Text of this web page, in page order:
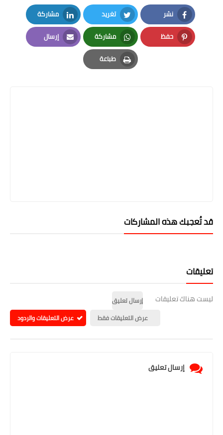
نشر
Facebook
تغريد
Twitter
مشاركة
LinkedIn
حفظ
Pinterest
مشاركة
Whatsapp
إرسال
Email
طباعة
Print
قد تُعجبك هذه المشاركات
تعليقات
ليست هناك تعليقات
إرسال تعليق
عرض التعليقات فقط
عرض التعليقات والردود
إرسال تعليق